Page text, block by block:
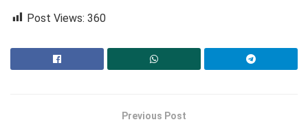
Post Views: 360
Previous Post